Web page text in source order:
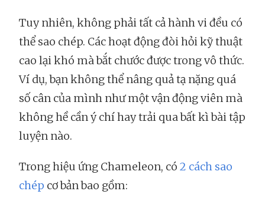
Tuy nhiên, không phải tất cả hành vi đều có
thể sao chép. Các hoạt động đòi hỏi kỹ thuật
cao lại khó mà bắt chước được trong vô thức.
Ví dụ, bạn không thể nâng quả tạ nặng quá
số cân của mình như một vận động viên mà
không hề cần ý chí hay trải qua bất kì bài tập
luyện nào.
Trong hiệu ứng Chameleon, có 2 cách sao
chép cơ bản bao gồm: